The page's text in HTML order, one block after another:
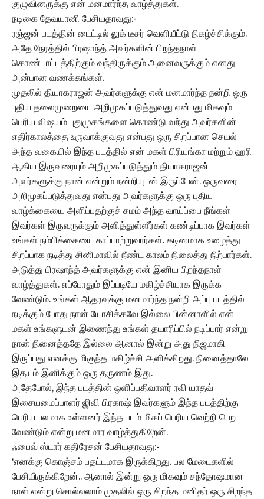
குழுவினருக்கு என் மனமார்ந்த வாழ்த்துகள்.
நடிகை தேவயானி பேசியதாவது:-
ரஞ்ஜன் படத்தின் டைட்டில் லுக் டீசர் வெளியீட்டு நிகழ்ச்சிக்கும்.
அதே நேரத்தில் பிரஷாந்த் அவர்களின் பிறந்தநாள்
கொண்டாட்டத்திற்கும் வந்திருக்கும் அனைவருக்கும் எனது
அன்பான வணக்கங்கள்.
முதலில் தியாகராஜன் அவர்களுக்கு என் மனமார்ந்த நன்றி ஒரு
புதிய தலைமுறையை அறிமுகப்படுத்துவது என்பது மிகவும்
பெரிய விஷயம் புதுமுகங்களை கொண்டு வந்து அவர்களின்
எதிர்காலத்தை உருவாக்குவது என்பது ஒரு சிறப்பான செயல்
அந்த வகையில் இந்த படத்தில் என் மகள் பிரியங்கா மற்றும் ஹரி
ஆகிய இருவரையும் அறிமுகப்படுத்தும் தியாகராஜன்
அவர்களுக்கு நான் என்றும் நன்றியுடன் இருப்பேன். ஒருவரை
அறிமுகப்படுத்துவது என்பது அவர்களுக்கு ஒரு புதிய
வாழ்க்கையை அளிப்பதற்குச் சமம் அந்த வாய்ப்பை நீங்கள்
இவர்கள் இருவருக்கும் அளித்துள்ளீர்கள் கண்டிப்பாக இவர்கள்
உங்கள் நம்பிக்கையை காப்பாற்றுவார்கள். கடினமாக உழைத்து
சிறப்பாக நடித்து சினிமாவில் நீண்ட காலம் நிலைத்து நிற்பார்கள்.
அடுத்து பிரஷாந்த் அவர்களுக்கு என் இனிய பிறந்தநாள்
வாழ்த்துகள். எப்போதும் இப்படியே மகிழ்ச்சியாக இருக்க
வேண்டும். உங்கள் ஆதரவுக்கு மனமார்ந்த நன்றி அப்பு படத்தில்
நடிக்கும் போது நான் யோசிக்கவே இல்லை பின்னாளில் என்
மகள் உங்களுடன் இணைந்து உங்கள் தயாரிப்பில் நடிப்பார் என்று
நான் நினைத்ததே இல்லை ஆனால் இன்று அது நிஜமாகி
இருப்பது எனக்கு மிகுந்த மகிழ்ச்சி அளிக்கிறது. நினைத்தாலே
இதயம் இனிக்கும் ஒரு தருணம் இது.
அதேபோல், இந்த படத்தின் ஒளிப்பதிவாளர் ரவி யாதவ்
இசையமைப்பாளர் ஜிவி பிரகாஷ் இவர்களும் இந்த படத்திற்கு
பெரிய பலமாக உள்ளனர் இந்த படம் மிகப் பெரிய வெற்றி பெற
வேண்டும் என்று மனமார வாழ்த்துகிறேன்.
ஃபைவ் ஸ்டார் கதிரேசன் பேசியதாவது:-
‘எனக்கு கொஞ்சம் பதட்டமாக இருக்கிறது. பல மேடைகளில்
பேசியிருக்கிறேன்.. ஆனால் இன்று ஒரு மிகவும் சந்தோஷமான
நாள் என்று சொல்லலாம் முதலில் ஒரு சிறந்த மனிதர் ஒரு சிறந்த